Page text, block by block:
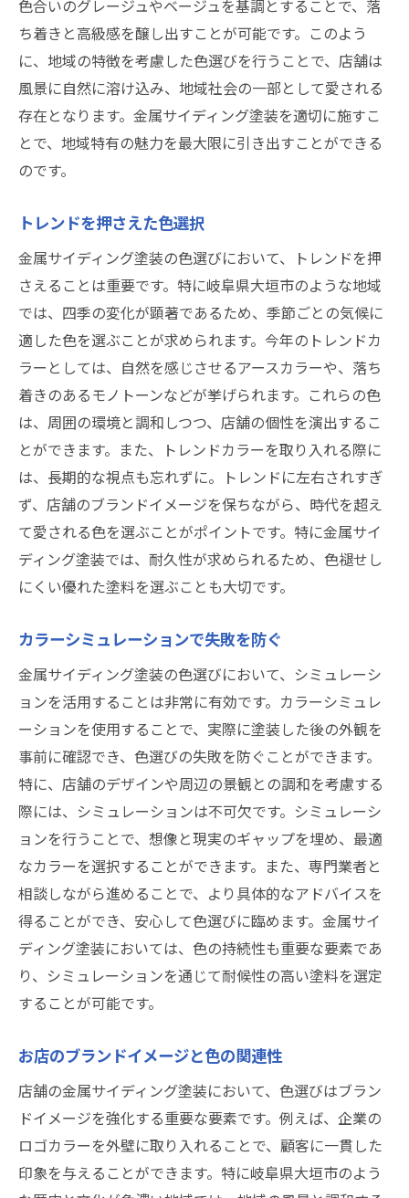
色合いのグレージュやベージュを基調とすることで、落
ち着きと高級感を醸し出すことが可能です。このよう
に、地域の特徴を考慮した色選びを行うことで、店舗は
風景に自然に溶け込み、地域社会の一部として愛される
存在となります。金属サイディング塗装を適切に施すこ
とで、地域特有の魅力を最大限に引き出すことができる
のです。
トレンドを押さえた色選択
金属サイディング塗装の色選びにおいて、トレンドを押
さえることは重要です。特に岐阜県大垣市のような地域
では、四季の変化が顕著であるため、季節ごとの気候に
適した色を選ぶことが求められます。今年のトレンドカ
ラーとしては、自然を感じさせるアースカラーや、落ち
着きのあるモノトーンなどが挙げられます。これらの色
は、周囲の環境と調和しつつ、店舗の個性を演出するこ
とができます。また、トレンドカラーを取り入れる際に
は、長期的な視点も忘れずに。トレンドに左右されすぎ
ず、店舗のブランドイメージを保ちながら、時代を超え
て愛される色を選ぶことがポイントです。特に金属サイ
ディング塗装では、耐久性が求められるため、色褪せし
にくい優れた塗料を選ぶことも大切です。
カラーシミュレーションで失敗を防ぐ
金属サイディング塗装の色選びにおいて、シミュレーシ
ョンを活用することは非常に有効です。カラーシミュレ
ーションを使用することで、実際に塗装した後の外観を
事前に確認でき、色選びの失敗を防ぐことができます。
特に、店舗のデザインや周辺の景観との調和を考慮する
際には、シミュレーションは不可欠です。シミュレーシ
ョンを行うことで、想像と現実のギャップを埋め、最適
なカラーを選択することができます。また、専門業者と
相談しながら進めることで、より具体的なアドバイスを
得ることができ、安心して色選びに臨めます。金属サイ
ディング塗装においては、色の持続性も重要な要素であ
り、シミュレーションを通じて耐候性の高い塗料を選定
することが可能です。
お店のブランドイメージと色の関連性
店舗の金属サイディング塗装において、色選びはブラン
ドイメージを強化する重要な要素です。例えば、企業の
ロゴカラーを外壁に取り入れることで、顧客に一貫した
印象を与えることができます。特に岐阜県大垣市のよう